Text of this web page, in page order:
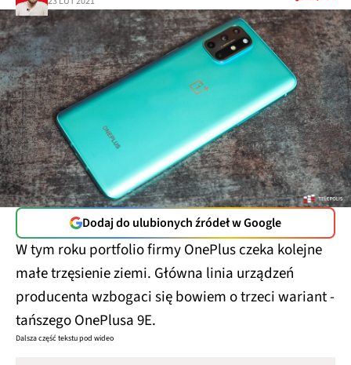
Dodaj do ulubionych źródeł w Google
W tym roku portfolio firmy OnePlus czeka kolejne
małe trzęsienie ziemi. Główna linia urządzeń
producenta wzbogaci się bowiem o trzeci wariant -
tańszego OnePlusa 9E.
Dalsza część tekstu pod wideo